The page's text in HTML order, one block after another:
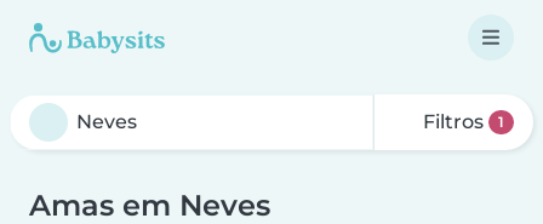
Filtros 1
Amas em Neves